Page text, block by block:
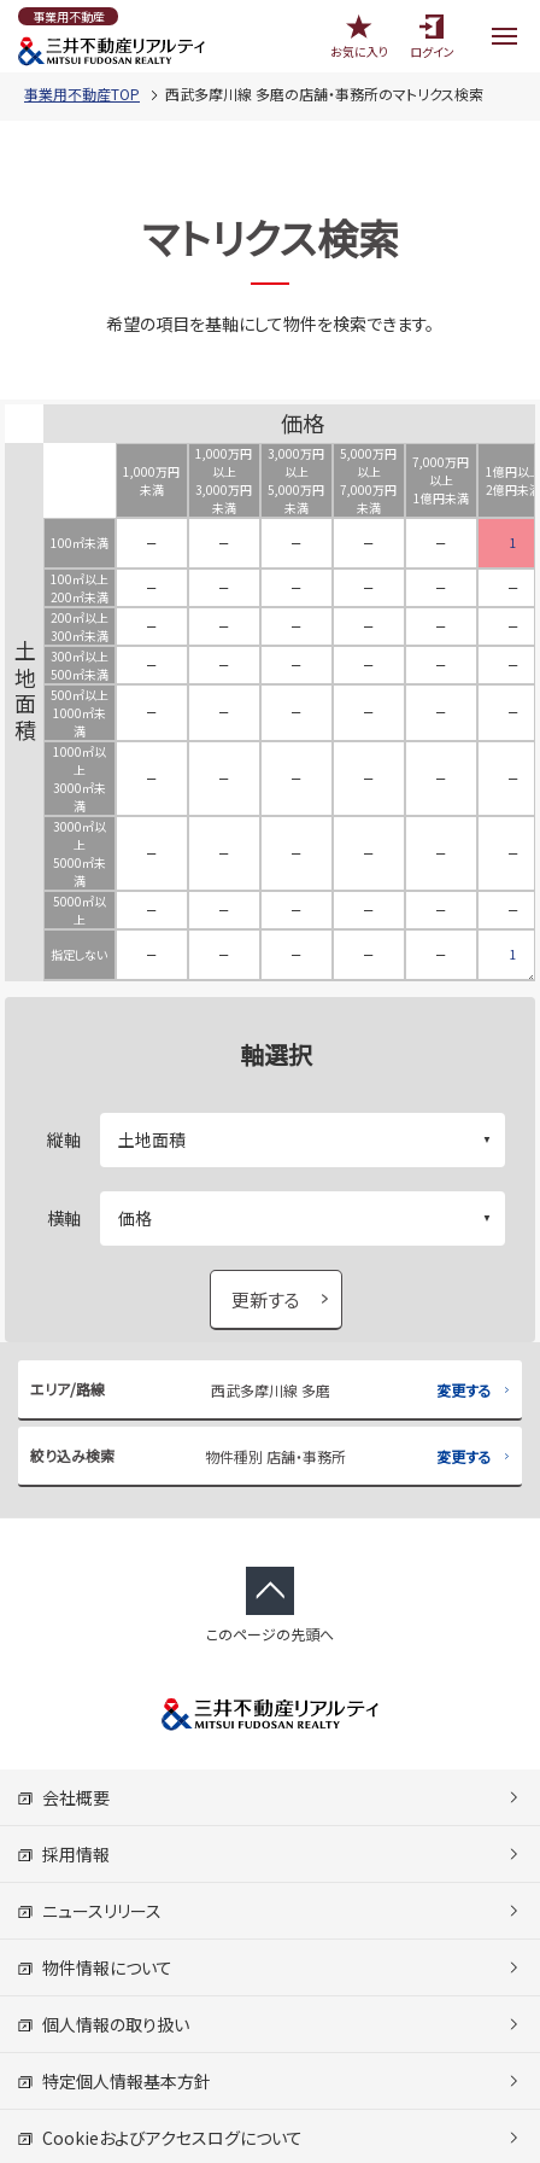
事業用不動産
お気に入り
ログイン
事業用不動産TOP 西武多摩川線 多磨の店舗・事務所のマトリクス検索
マトリクス検索
希望の項目を基軸にして物件を検索できます。
価格
土地面積
1,000万円
未満
1,000万円
以上
3,000万円
未満
3,000万円
以上
5,000万円
未満
5,000万円
以上
7,000万円
未満
7,000万円
以上
1億円未満
1億円以上
2億円未満
100㎡未満 － － － － －
1
100㎡以上
200㎡未満
－ － － － －
－
200㎡以上
300㎡未満
－ － － － －
－
300㎡以上
500㎡未満
－ － － － －
－
500㎡以上
1000㎡未
満
－ － － － － －
1000㎡以
上
3000㎡未
満
－ － － － － －
3000㎡以
上
5000㎡未
満
－ － － － － －
5000㎡以
上
－ － － － － －
指定しない － － － － － 1
軸選択
縦軸
横軸
更新する
エリア/路線 西武多摩川線 多磨 変更する
絞り込み検索 物件種別 店舗・事務所 変更する
このページの先頭へ
会社概要
採用情報
ニュースリリース
物件情報について
個人情報の取り扱い
特定個人情報基本方針
Cookieおよびアクセスログについて